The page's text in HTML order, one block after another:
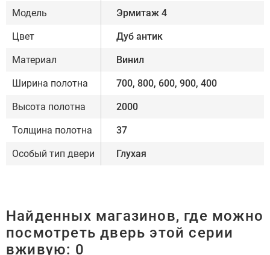
Модель Эрмитаж 4
Цвет Дуб антик
Материал Винил
Ширина полотна 700, 800, 600, 900, 400
Высота полотна 2000
Толщина полотна 37
Особый тип двери Глухая
Найденных магазинов, где можно
посмотреть дверь этой серии
вживую: 0